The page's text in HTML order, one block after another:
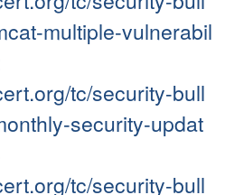
multiple-vulnerabil
tc/security-bull
security-updat
tc/security-bull